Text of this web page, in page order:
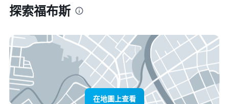
探索福布斯
在地圖上查看